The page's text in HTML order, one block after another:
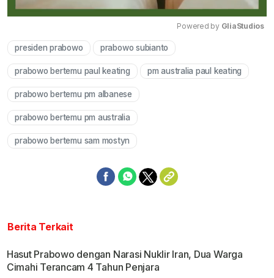
Powered by GliaStudios
presiden prabowo prabowo subianto
prabowo bertemu paul keating pm australia paul keating
prabowo bertemu pm albanese
prabowo bertemu pm australia
prabowo bertemu sam mostyn
Berita Terkait
Hasut Prabowo dengan Narasi Nuklir Iran, Dua Warga
Cimahi Terancam 4 Tahun Penjara